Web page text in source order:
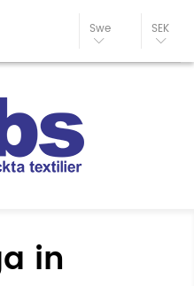
Swe SEK
in